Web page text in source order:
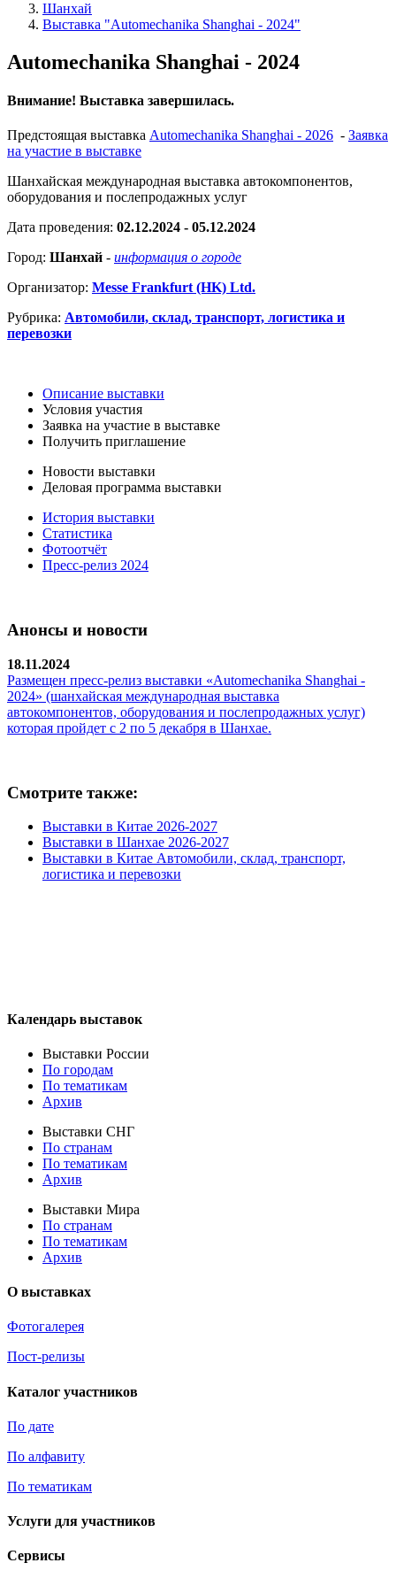
Шанхай
Выставка "Automechanika Shanghai - 2024"
Automechanika Shanghai - 2024
Внимание! Выставка завершилась.
Предстоящая выставка Automechanika Shanghai - 2026 - Заявка
на участие в выставке
Шанхайская международная выставка автокомпонентов,
оборудования и послепродажных услуг
Дата проведения: 02.12.2024 - 05.12.2024
Город: Шанхай - информация о городе
Организатор: Messe Frankfurt (HK) Ltd.
Рубрика: Автомобили, склад, транспорт, логистика и
перевозки
Описание выставки
Условия участия
Заявка на участие в выставке
Получить приглашение
Новости выставки
Деловая программа выставки
История выставки
Статистика
Фотоотчёт
Пресс-релиз 2024
Анонсы и новости
18.11.2024
Размещен пресс-релиз выставки «Automechanika Shanghai -
2024» (шанхайская международная выставка
автокомпонентов, оборудования и послепродажных услуг)
которая пройдет с 2 по 5 декабря в Шанхае.
Смотрите также:
Выставки в Китае 2026-2027
Выставки в Шанхае 2026-2027
Выставки в Китае Автомобили, склад, транспорт,
логистика и перевозки
Календарь выставок
Выставки России
По городам
По тематикам
Архив
Выставки СНГ
По странам
По тематикам
Архив
Выставки Мира
По странам
По тематикам
Архив
О выставках
Фотогалерея
Пост-релизы
Каталог участников
По дате
По алфавиту
По тематикам
Услуги для участников
Сервисы